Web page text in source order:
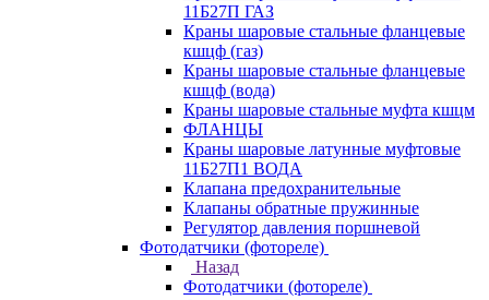
11Б27П ГАЗ
Краны шаровые стальные фланцевые
кшцф (газ)
Краны шаровые стальные фланцевые
кшцф (вода)
Краны шаровые стальные муфта кшцм
ФЛАНЦЫ
Краны шаровые латунные муфтовые
11Б27П1 ВОДА
Клапана предохранительные
Клапаны обратные пружинные
Регулятор давления поршневой
Фотодатчики (фотореле)
Назад
Фотодатчики (фотореле)